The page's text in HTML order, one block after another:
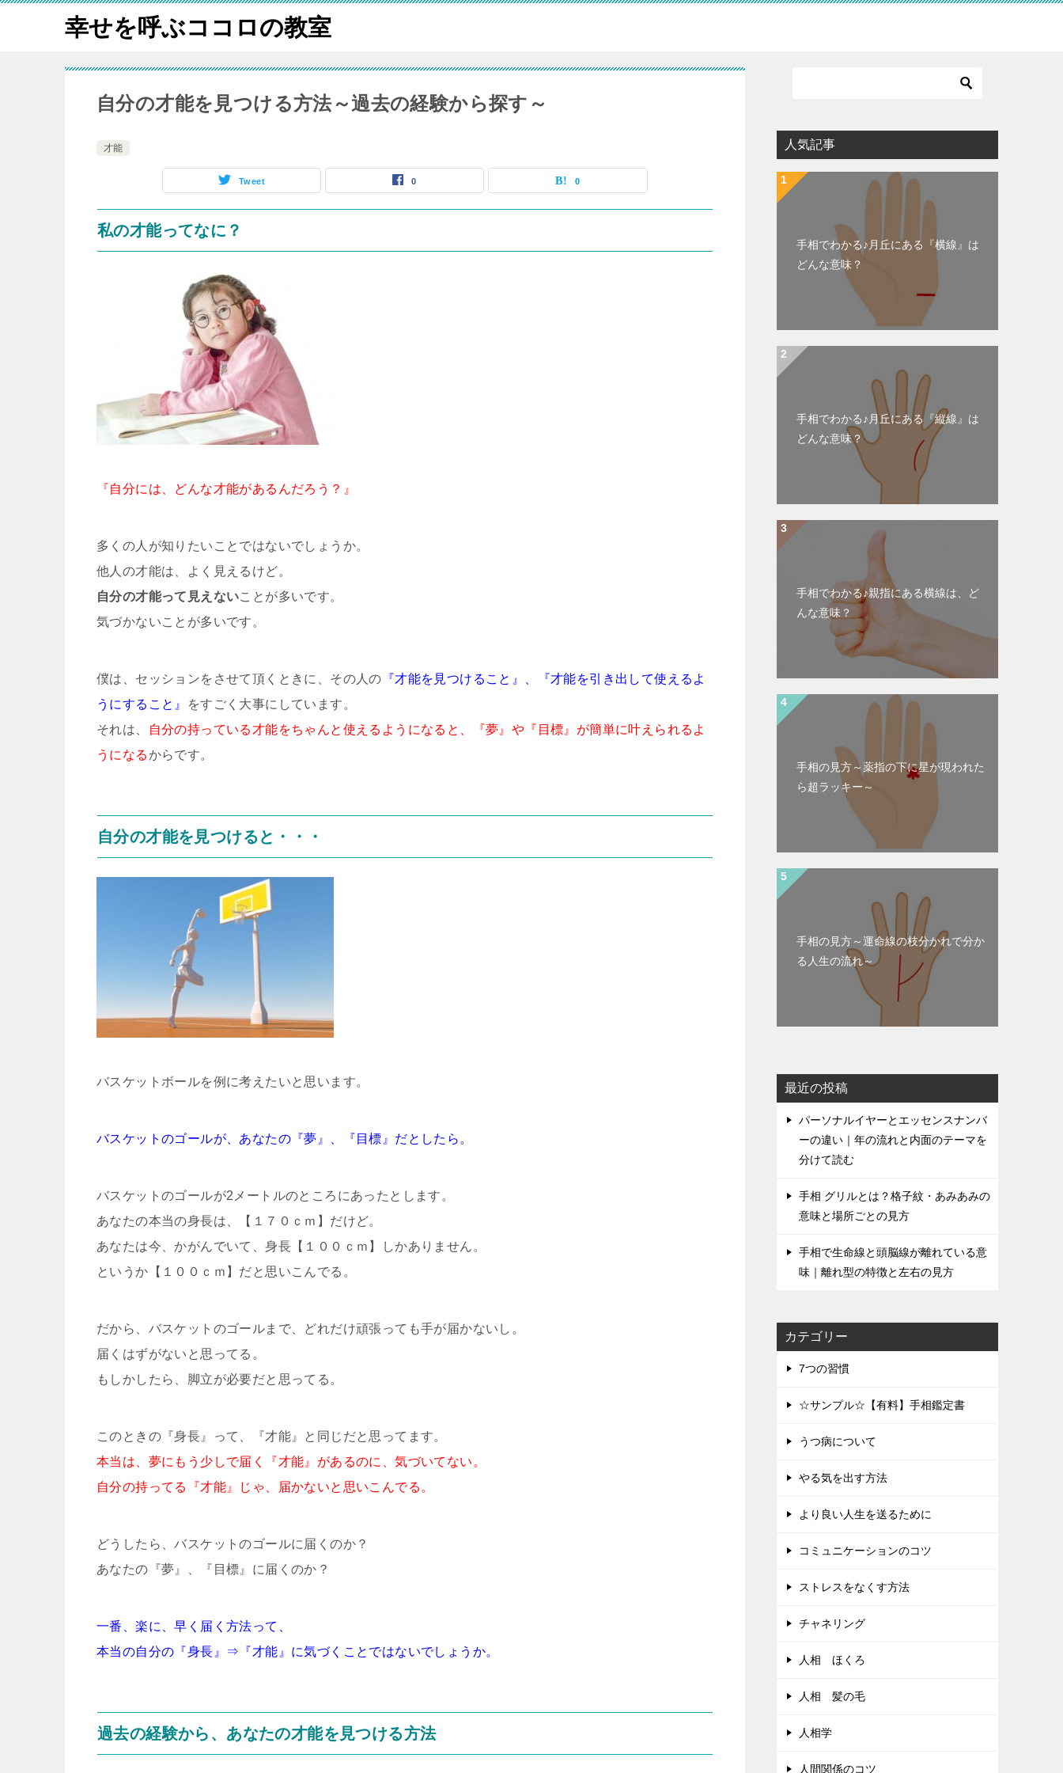
幸せを呼ぶココロの教室
自分の才能を見つける方法～過去の経験から探す～
才能
Tweet 0 0
私の才能ってなに？
『自分には、どんな才能があるんだろう？』
多くの人が知りたいことではないでしょうか。
他人の才能は、よく見えるけど。
自分の才能って見えないことが多いです。
気づかないことが多いです。
僕は、セッションをさせて頂くときに、その人の 『才能を見つけること』、『才能を引き出して使えるよ
うにすること』
をすごく大事にしています。
それは、
自分の持っている才能をちゃんと使えるようになると、『夢』や『目標』が簡単に叶えられるよ
うになるからです。
自分の才能を見つけると・・・
バスケットボールを例に考えたいと思います。
バスケットのゴールが、あなたの『夢』、『目標』だとしたら。
バスケットのゴールが2メートルのところにあったとします。
あなたの本当の身長は、【１７０ｃｍ】だけど。
あなたは今、かがんでいて、身長【１００ｃｍ】しかありません。
というか【１００ｃｍ】だと思いこんでる。
だから、バスケットのゴールまで、どれだけ頑張っても手が届かないし。
届くはずがないと思ってる。
もしかしたら、脚立が必要だと思ってる。
このときの『身長』って、『才能』と同じだと思ってます。
本当は、夢にもう少しで届く『才能』があるのに、気づいてない。
自分の持ってる『才能』じゃ、届かないと思いこんでる。
どうしたら、バスケットのゴールに届くのか？
あなたの『夢』、『目標』に届くのか？
一番、楽に、早く届く方法って、
本当の自分の『身長』⇒『才能』に気づくことではないでしょうか。
過去の経験から、あなたの才能を見つける方法
人気記事
手相でわかる♪月丘にある『横線』は
どんな意味？
手相でわかる♪月丘にある『縦線』は
どんな意味？
手相でわかる♪親指にある横線は、ど
んな意味？
手相の見方～薬指の下に星が現われた
ら超ラッキー～
手相の見方～運命線の枝分かれで分か
る人生の流れ～
最近の投稿
パーソナルイヤーとエッセンスナンバ
ーの違い｜年の流れと内面のテーマを
分けて読む
手相 グリルとは？格子紋・あみあみの
意味と場所ごとの見方
手相で生命線と頭脳線が離れている意
味｜離れ型の特徴と左右の見方
カテゴリー
7つの習慣
☆サンプル☆【有料】手相鑑定書
うつ病について
やる気を出す方法
より良い人生を送るために
コミュニケーションのコツ
ストレスをなくす方法
チャネリング
人相 ほくろ
人相 髪の毛
人相学
人間関係のコツ